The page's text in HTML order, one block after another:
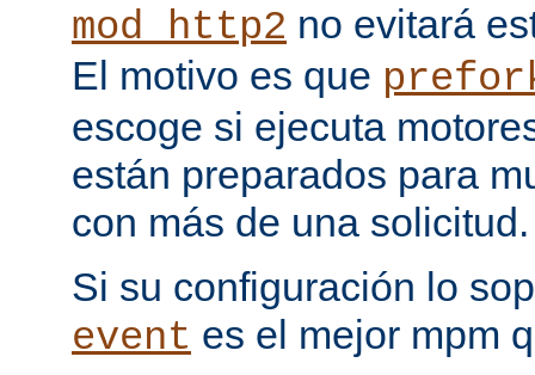
mod_http2 no evitará
El motivo es que
escoge si ejecuta
están preparados para
con más de una solicitud.
Si su configuración lo
event es el mejor mpm